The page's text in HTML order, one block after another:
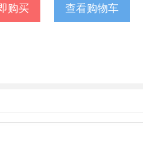
查看购物车